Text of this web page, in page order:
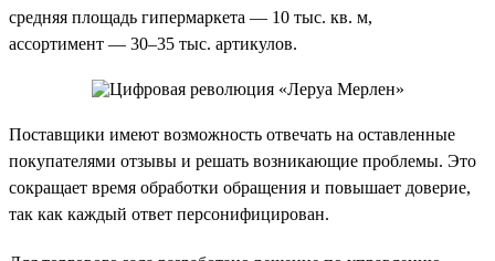
средняя площадь гипермаркета — 10 тыс. кв. м,
ассортимент — 30–35 тыс. артикулов.
Поставщики имеют возможность отвечать на оставленные
покупателями отзывы и решать возникающие проблемы. Это
сокращает время обработки обращения и повышает доверие,
так как каждый ответ персонифицирован.